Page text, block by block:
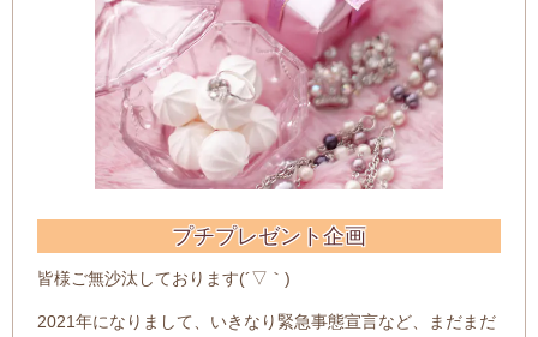
プチプレゼント企画
皆様ご無沙汰しております(´▽｀)
2021年になりまして、いきなり緊急事態宣言など、まだまだ